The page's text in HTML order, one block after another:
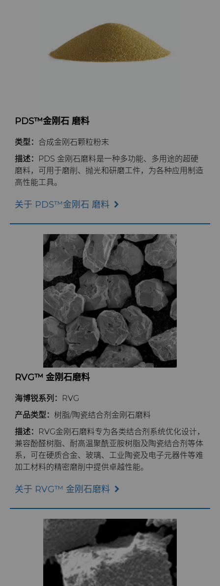
PDS™金刚石 磨料
类型： 合成金刚石颗粒粉末
描述：
PDS 金刚石磨料是一种多功能、多用途的超硬
磨料，可用于磨削、抛光和研磨工件，为各种应用制造
高性能工具。
关于 PDS™金刚石 磨料
RVG™ 金刚石磨料
海博锐系列：
RVG
产品类型： 树脂/陶瓷结合剂金刚石磨料
描述：
RVG金刚石磨料专为各类结合剂系统优化设计，
兼容酚醛树脂、耐高温聚酰亚胺树脂及陶瓷结合剂等体
系，可在硬质合金、玻璃、工业陶瓷及电子元器件等难
加工材料的精密磨削中提供卓越性能。
关于 RVG™ 金刚石磨料